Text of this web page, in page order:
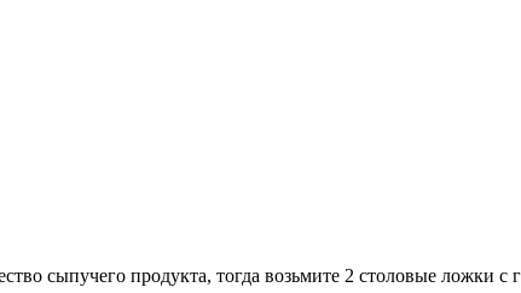
сыпучего продукта, тогда возьмите 2 столовые ложки с